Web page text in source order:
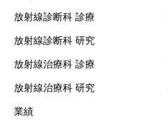
放射線診断科 診療
放射線診断科 研究
放射線治療科 診療
放射線治療科 研究
業績